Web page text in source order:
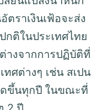
ตราเงินเฟ้อจะส่ง
กติในประเทศไทย
างจากการปฏิบัติที่
ศต่างๆ เช่น สเปน
ดขึ้นทุกปี ในขณะที่